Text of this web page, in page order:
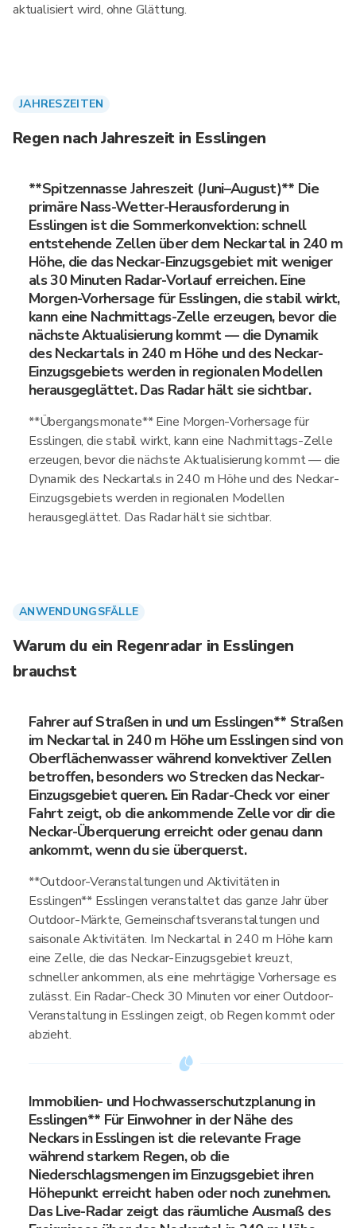
aktualisiert wird, ohne Glättung.
JAHRESZEITEN
Regen nach Jahreszeit in Esslingen
**Spitzennasse Jahreszeit (Juni–August)** Die
primäre Nass-Wetter-Herausforderung in
Esslingen ist die Sommerkonvektion: schnell
entstehende Zellen über dem Neckartal in 240 m
Höhe, die das Neckar-Einzugsgebiet mit weniger
als 30 Minuten Radar-Vorlauf erreichen. Eine
Morgen-Vorhersage für Esslingen, die stabil wirkt,
kann eine Nachmittags-Zelle erzeugen, bevor die
nächste Aktualisierung kommt — die Dynamik
des Neckartals in 240 m Höhe und des Neckar-
Einzugsgebiets werden in regionalen Modellen
herausgeglättet. Das Radar hält sie sichtbar.
**Übergangsmonate** Eine Morgen-Vorhersage für
Esslingen, die stabil wirkt, kann eine Nachmittags-Zelle
erzeugen, bevor die nächste Aktualisierung kommt — die
Dynamik des Neckartals in 240 m Höhe und des Neckar-
Einzugsgebiets werden in regionalen Modellen
herausgeglättet. Das Radar hält sie sichtbar.
ANWENDUNGSFÄLLE
Warum du ein Regenradar in Esslingen
brauchst
Fahrer auf Straßen in und um Esslingen** Straßen
im Neckartal in 240 m Höhe um Esslingen sind von
Oberflächenwasser während konvektiver Zellen
betroffen, besonders wo Strecken das Neckar-
Einzugsgebiet queren. Ein Radar-Check vor einer
Fahrt zeigt, ob die ankommende Zelle vor dir die
Neckar-Überquerung erreicht oder genau dann
ankommt, wenn du sie überquerst.
**Outdoor-Veranstaltungen und Aktivitäten in
Esslingen** Esslingen veranstaltet das ganze Jahr über
Outdoor-Märkte, Gemeinschaftsveranstaltungen und
saisonale Aktivitäten. Im Neckartal in 240 m Höhe kann
eine Zelle, die das Neckar-Einzugsgebiet kreuzt,
schneller ankommen, als eine mehrtägige Vorhersage es
zulässt. Ein Radar-Check 30 Minuten vor einer Outdoor-
Veranstaltung in Esslingen zeigt, ob Regen kommt oder
abzieht.
Immobilien- und Hochwasserschutzplanung in
Esslingen** Für Einwohner in der Nähe des
Neckars in Esslingen ist die relevante Frage
während starkem Regen, ob die
Niederschlagsmengen im Einzugsgebiet ihren
Höhepunkt erreicht haben oder noch zunehmen.
Das Live-Radar zeigt das räumliche Ausmaß des